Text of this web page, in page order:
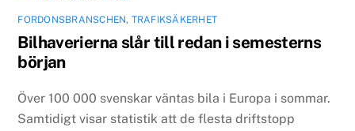
FORDONSBRANSCHEN, TRAFIKSÄKERHET
Bilhaverierna slår till redan i semesterns
början
Över 100 000 svenskar väntas bila i Europa i sommar.
Samtidigt visar statistik att de flesta driftstopp